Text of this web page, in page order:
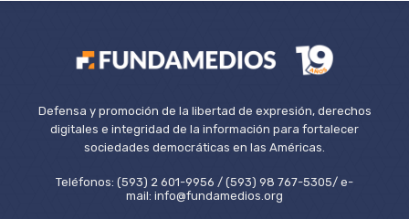
Defensa y promoción de la libertad de expresión, derechos
digitales e integridad de la información para fortalecer
sociedades democráticas en las Américas.
Teléfonos: (593) 2 601-9956 / (593) 98 767-5305/ e-
mail: info@fundamedios.org